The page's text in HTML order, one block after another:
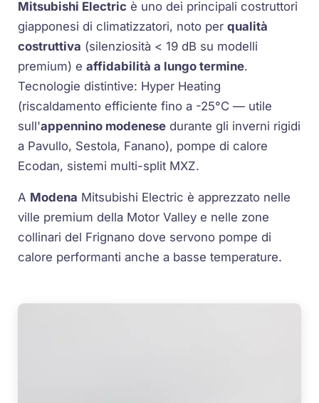
Mitsubishi Electric è uno dei principali costruttori
giapponesi di climatizzatori, noto perqualità
costruttiva (silenziosità < 19 dB su modelli
premium) eaffidabilità a lungo termine.
Tecnologie distintive: Hyper Heating
(riscaldamento efficiente fino a -25°C — utile
sull'appennino modenese durante gli inverni rigidi
a Pavullo, Sestola, Fanano), pompe di calore
Ecodan, sistemi multi-split MXZ.
A Modena Mitsubishi Electric è apprezzato nelle
ville premium della Motor Valley e nelle zone
collinari del Frignano dove servono pompe di
calore performanti anche a basse temperature.